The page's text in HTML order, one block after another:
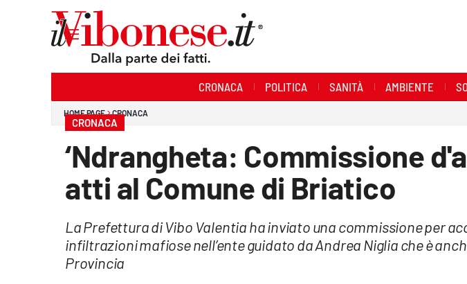
CRONACA POLITICA SANITÀ AMBIENTE
HOME PAGE CRONACA
CRONACA
‘Ndrangheta: Commissione
atti al Comune di Briatico
La Prefettura di Vibo Valentia ha inviato una commissione per
infiltrazioni mafiose nell’ente guidato da Andrea Niglia che è
Provincia